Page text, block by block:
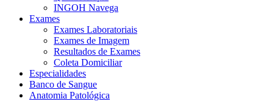
INGOH Navega
Exames
Exames Laboratoriais
Exames de Imagem
Resultados de Exames
Coleta Domiciliar
Especialidades
Banco de Sangue
Anatomia Patológica